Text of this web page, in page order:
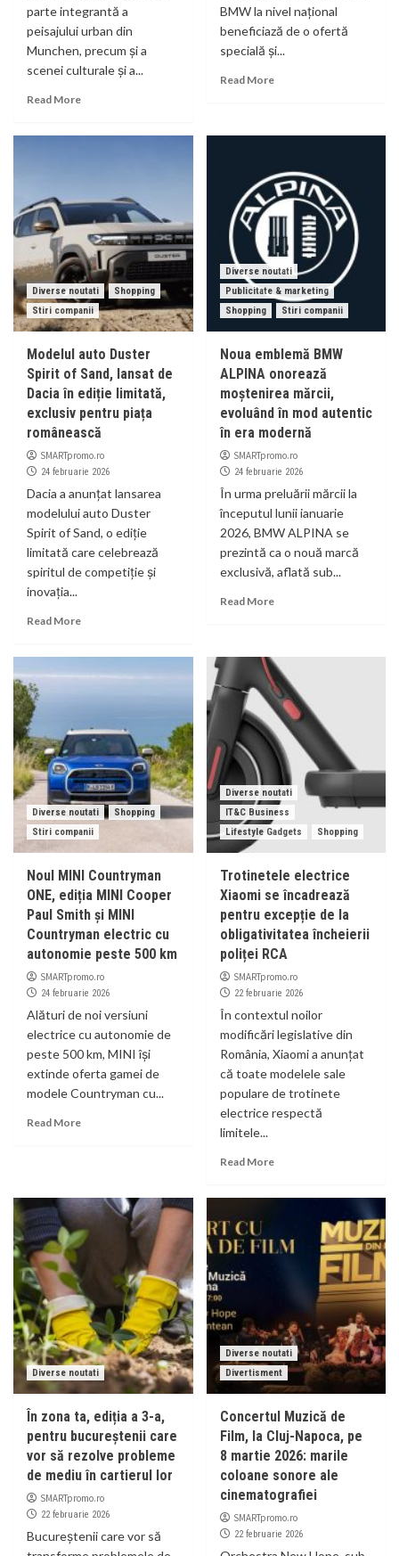
parte integrantă a
peisajului urban din
Munchen, precum și a
scenei culturale și a...
Read More
BMW la nivel național
beneficiază de o ofertă
specială și...
Read More
Diverse noutati
Shopping
Stiri companii
Modelul auto Duster
Spirit of Sand, lansat de
Dacia în ediție limitată,
exclusiv pentru piața
românească
SMARTpromo.ro
24 februarie 2026
Dacia a anunțat lansarea
modelului auto Duster
Spirit of Sand, o ediție
limitată care celebrează
spiritul de competiție și
inovația...
Read More
Diverse noutati
Publicitate & marketing
Shopping
Stiri companii
Noua emblemă BMW
ALPINA onorează
moștenirea mărcii,
evoluând în mod autentic
în era modernă
SMARTpromo.ro
24 februarie 2026
În urma preluării mărcii la
începutul lunii ianuarie
2026, BMW ALPINA se
prezintă ca o nouă marcă
exclusivă, aflată sub...
Read More
Diverse noutati
Shopping
Stiri companii
Noul MINI Countryman
ONE, ediția MINI Cooper
Paul Smith și MINI
Countryman electric cu
autonomie peste 500 km
SMARTpromo.ro
24 februarie 2026
Alături de noi versiuni
electrice cu autonomie de
peste 500 km, MINI își
extinde oferta gamei de
modele Countryman cu...
Read More
Diverse noutati
IT&C Business
Lifestyle Gadgets
Shopping
Trotinetele electrice
Xiaomi se încadrează
pentru excepție de la
obligativitatea încheierii
poliței RCA
SMARTpromo.ro
22 februarie 2026
În contextul noilor
modificări legislative din
România, Xiaomi a anunțat
că toate modelele sale
populare de trotinete
electrice respectă
limitele...
Read More
Diverse noutati
În zona ta, ediția a 3-a,
pentru bucureștenii care
vor să rezolve probleme
de mediu în cartierul lor
SMARTpromo.ro
22 februarie 2026
Bucureștenii care vor să
Diverse noutati
Divertisment
Concertul Muzică de
Film, la Cluj-Napoca, pe
8 martie 2026: marile
coloane sonore ale
cinematografiei
SMARTpromo.ro
22 februarie 2026